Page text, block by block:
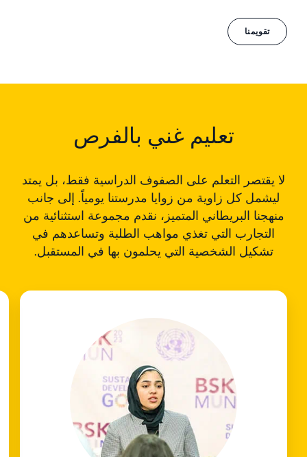
تقويمنا
تعليم غني بالفرص
لا يقتصر التعلم على الصفوف الدراسية فقط، بل يمتد
ليشمل كل زاوية من زوايا مدرستنا يومياً. إلى جانب
منهجنا البريطاني المتميز، نقدم مجموعة استثنائية من
التجارب التي تغذي مواهب الطلبة وتساعدهم في
تشكيل الشخصية التي يحلمون بها في المستقبل.